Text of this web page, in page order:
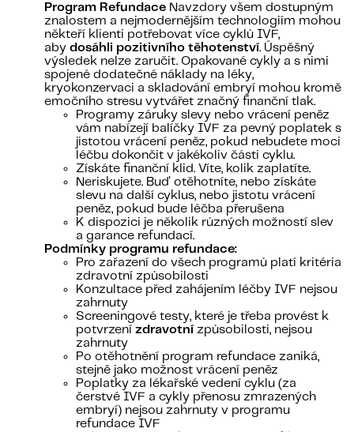
Program Refundace Navzdory všem dostupným
znalostem a nejmodernějším technologiím mohou
někteří klienti potřebovat více cyklů IVF,
aby dosáhli pozitivního těhotenství. Úspěšný
výsledek nelze zaručit. Opakované cykly a s nimi
spojené dodatečné náklady na léky,
kryokonzervaci a skladování embryí mohou kromě
emočního stresu vytvářet značný finanční tlak.
Programy záruky slevy nebo vrácení peněz
vám nabízejí balíčky IVF za pevný poplatek s
jistotou vrácení peněz, pokud nebudete moci
léčbu dokončit v jakékoliv části cyklu.
Získáte finanční klid. Víte, kolik zaplatíte.
Neriskujete. Buď otěhotníte, nebo získáte
slevu na další cyklus, nebo jistotu vrácení
peněz, pokud bude léčba přerušena
K dispozici je několik různých možností slev
a garance refundací.
Podmínky programu refundace:
Pro zařazení do všech programů platí kritéria
zdravotní způsobilosti
Konzultace před zahájením léčby IVF nejsou
zahrnuty
Screeningové testy, které je třeba provést k
potvrzení zdravotní způsobilosti, nejsou
zahrnuty
Po otěhotnění program refundace zaniká,
stejně jako možnost vrácení peněz
Poplatky za lékařské vedení cyklu (za
čerstvé IVF a cykly přenosu zmrazených
embryí) nejsou zahrnuty v programu
refundace IVF